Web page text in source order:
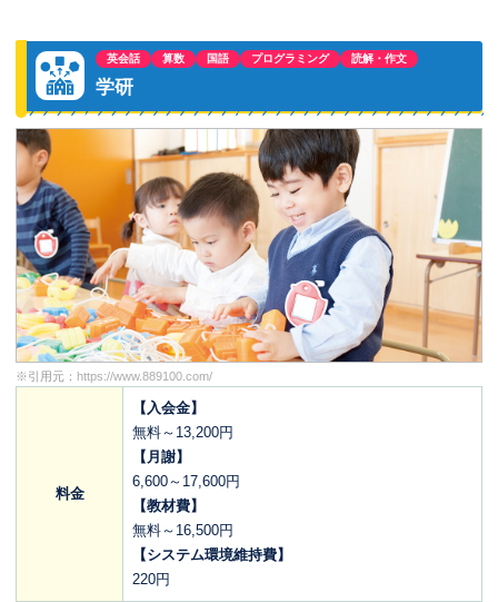
英会話 算数 国語 プログラミング 読解・作文
学研
※引用元： https://www.889100.com/
料金
【入会金】
無料～13,200円
【月謝】
6,600～17,600円
【教材費】
無料～16,500円
【システム環境維持費】
220円